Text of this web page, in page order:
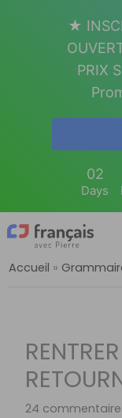
Accueil
24
★
PRIX
02
Days